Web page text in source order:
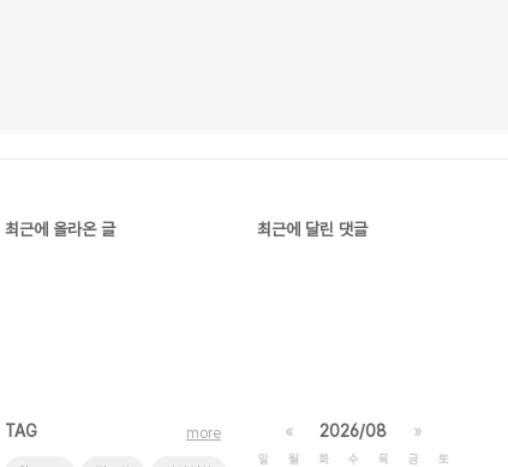
최근에 올라온 글 최근에 달린 댓글
TAG more « 2026/08 »
일 월 화 수 목 금
토